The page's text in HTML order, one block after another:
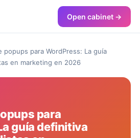
Open cabinet →
popups para WordPress: La guía
en marketing en 2026
para
guía definitiva